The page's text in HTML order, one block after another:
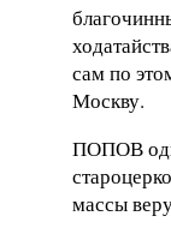
сам по
Москву.
ПОПОВ
массы